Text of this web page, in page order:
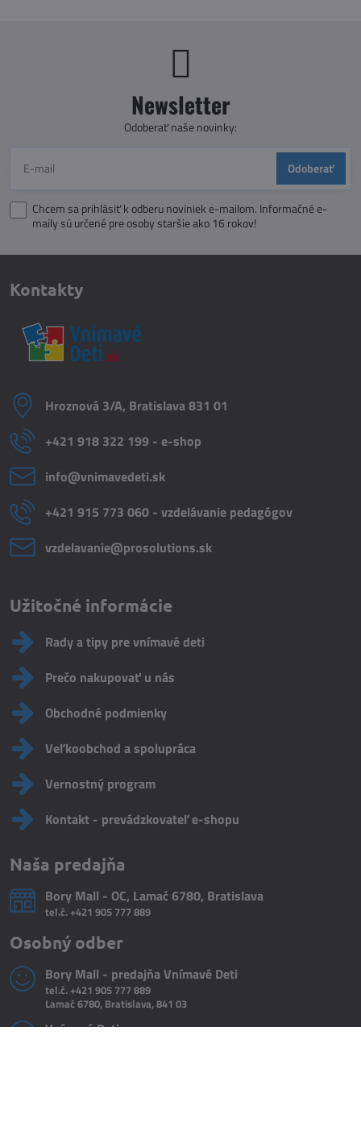
Newsletter
Odoberať naše novinky:
Odoberať
Chcem sa prihlásiť k odberu noviniek e-mailom. Informačné e-
maily sú určené pre osoby staršie ako 16 rokov!
Kontakty
Hroznová 3/A, Bratislava 831 01
+421 918 322 199 - e-shop
info​@vnimavedeti​.sk
+421 915 773 060 - vzdelávanie pedagógov
vzdelavanie​@prosolutions​.sk
Užitočné informácie
Rady a tipy pre vnímavé deti
Prečo nakupovať u nás
Obchodné podmienky
Veľkoobchod a spolupráca
Vernostný program
Kontakt - prevádzkovateľ e-shopu
Naša predajňa
Bory Mall - OC, Lamač 6780, Bratislava
tel.č.+421 905 777 889
Osobný odber
Bory Mall - predajňa Vnímavé Deti
tel.č.+421 905 777 889
Lamač 6780, Bratislava, 841 03
Vnímavé Deti